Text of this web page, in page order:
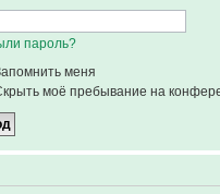
пароль?
меня
моё пребывание на